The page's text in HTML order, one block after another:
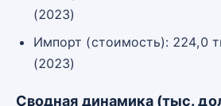
(2023)
Импорт (стоимость): 224,0
(2023)
Сводная динамика (тыс.